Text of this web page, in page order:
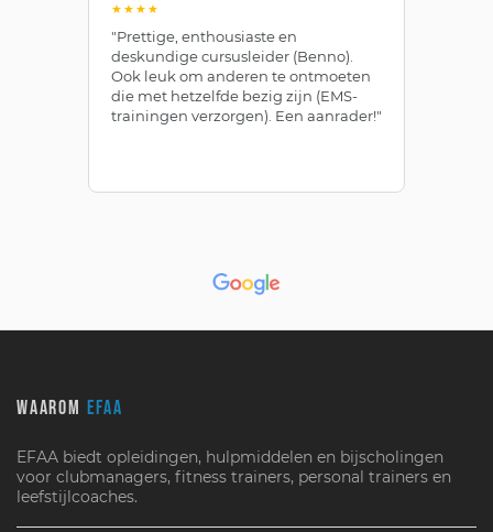
★★★★
"Prettige, enthousiaste en
deskundige cursusleider (Benno).
Ook leuk om anderen te ontmoeten
die met hetzelfde bezig zijn (EMS-
trainingen verzorgen). Een aanrader!"
WAAROM EFAA
EFAA biedt opleidingen, hulpmiddelen en bijscholingen
voor clubmanagers, fitness trainers, personal trainers en
leefstijlcoaches.